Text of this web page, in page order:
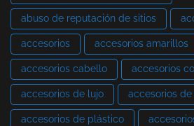
abuso de reputación de sitios
accesorios accesorios amarillos
accesorios cabello accesorios
accesorios de lujo accesorios
accesorios de plástico